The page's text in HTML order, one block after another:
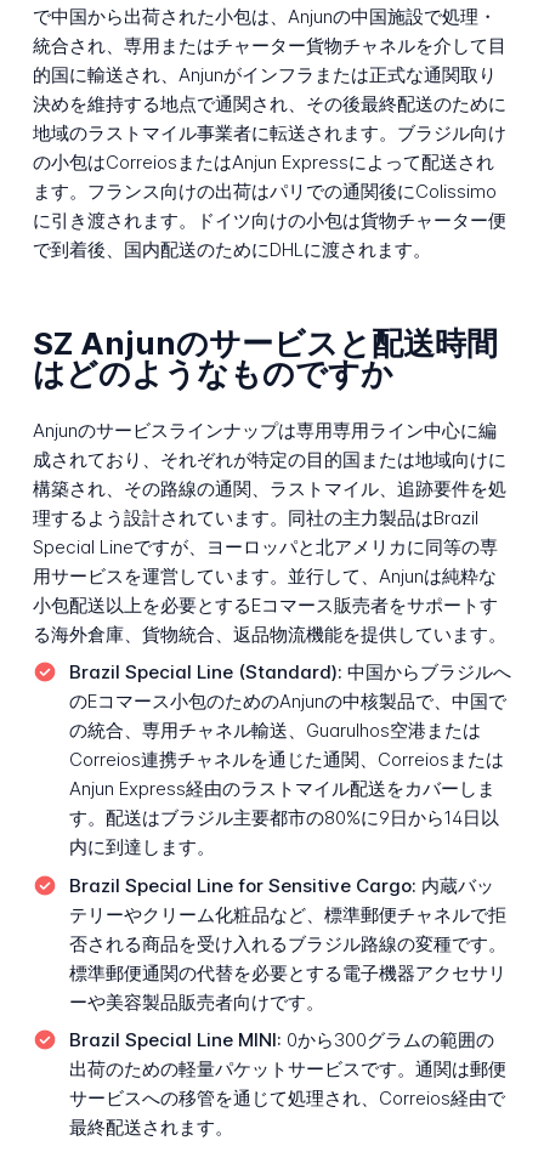
で中国から出荷された小包は、Anjunの中国施設で処理・
統合され、専用またはチャーター貨物チャネルを介して目
的国に輸送され、Anjunがインフラまたは正式な通関取り
決めを維持する地点で通関され、その後最終配送のために
地域のラストマイル事業者に転送されます。ブラジル向け
の小包はCorreiosまたはAnjun Expressによって配送され
ます。フランス向けの出荷はパリでの通関後にColissimo
に引き渡されます。ドイツ向けの小包は貨物チャーター便
で到着後、国内配送のためにDHLに渡されます。
SZ Anjunのサービスと配送時間
はどのようなものですか
Anjunのサービスラインナップは専用専用ライン中心に編
成されており、それぞれが特定の目的国または地域向けに
構築され、その路線の通関、ラストマイル、追跡要件を処
理するよう設計されています。同社の主力製品はBrazil
Special Lineですが、ヨーロッパと北アメリカに同等の専
用サービスを運営しています。並行して、Anjunは純粋な
小包配送以上を必要とするEコマース販売者をサポートす
る海外倉庫、貨物統合、返品物流機能を提供しています。
Brazil Special Line (Standard): 中国からブラジルへ
のEコマース小包のためのAnjunの中核製品で、中国で
の統合、専用チャネル輸送、Guarulhos空港または
Correios連携チャネルを通じた通関、Correiosまたは
Anjun Express経由のラストマイル配送をカバーしま
す。配送はブラジル主要都市の80%に9日から14日以
内に到達します。
Brazil Special Line for Sensitive Cargo: 内蔵バッ
テリーやクリーム化粧品など、標準郵便チャネルで拒
否される商品を受け入れるブラジル路線の変種です。
標準郵便通関の代替を必要とする電子機器アクセサリ
ーや美容製品販売者向けです。
Brazil Special Line MINI: 0から300グラムの範囲の
出荷のための軽量パケットサービスです。通関は郵便
サービスへの移管を通じて処理され、Correios経由で
最終配送されます。